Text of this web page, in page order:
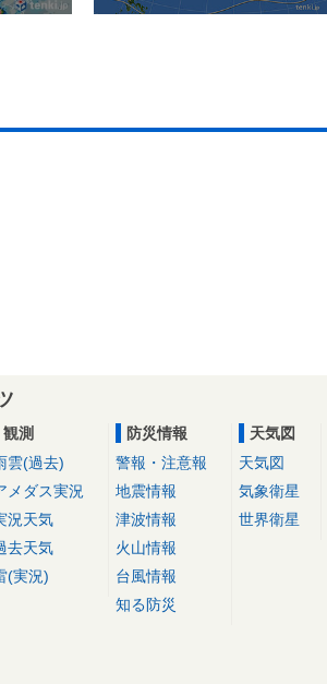
観測
雲(過去)
メダス実況
況天気
去天気
(実況)
防災情報
警報・注意報
地震情報
津波情報
火山情報
台風情報
知る防災
天気図
天気図
気象衛星
世界衛星